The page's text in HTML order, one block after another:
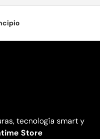
tecnología smart y
Store